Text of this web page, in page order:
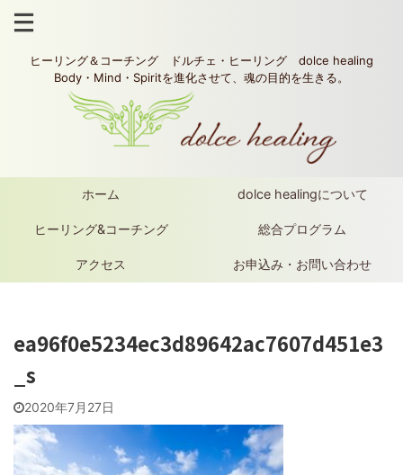
ヒーリング＆コーチング ドルチェ・ヒーリング dolce healing
Body・Mind・Spiritを進化させて、魂の目的を生きる。
ホーム dolce healingについて
ヒーリング&コーチング 総合プログラム
アクセス お申込み・お問い合わせ
ea96f0e5234ec3d89642ac7607d451e3
_s
2020年7月27日